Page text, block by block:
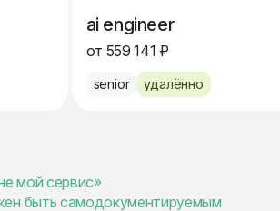
ai engineer
от 559 141 ₽
senior удалённо
мой сервис»
быть самодокументируемым